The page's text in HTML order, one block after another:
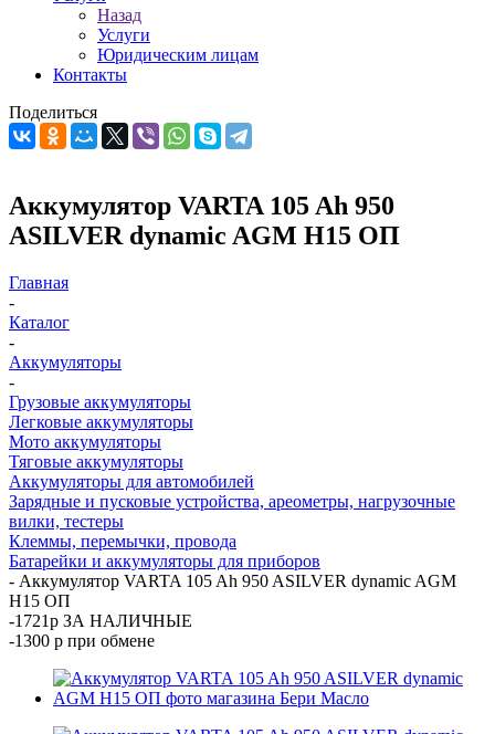
Назад
Услуги
Юридическим лицам
Контакты
Поделиться
Аккумулятор VARTA 105 Ah 950
ASILVER dynamic AGM H15 ОП
Главная
-
Каталог
-
Аккумуляторы
-
Грузовые аккумуляторы
Легковые аккумуляторы
Мото аккумуляторы
Тяговые аккумуляторы
Аккумуляторы для автомобилей
Зарядные и пусковые устройства, ареометры, нагрузочные
вилки, тестеры
Клеммы, перемычки, провода
Батарейки и аккумуляторы для приборов
- Аккумулятор VARTA 105 Ah 950 ASILVER dynamic AGM
H15 ОП
-1721р ЗА НАЛИЧНЫЕ
-1300 р при обмене